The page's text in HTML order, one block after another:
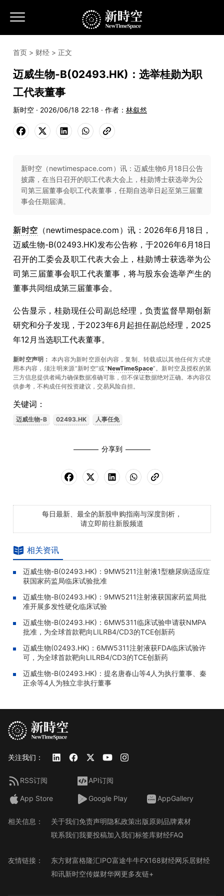
首页 > 财经 > 正文
迈威生物-B(02493.HK)：选举桂勋为职
工代表董事
新时空 · 2026/06/18 22:18 · 作者： 林叙然
新时空（newtimespace.com）讯：迈威生物6月18日公告
披露，在当日召开的职工代表大会上，桂勋博士获选举为公
司第三届董事会职工代表董事，任期自选举日起至第三届董
事会任期届满。
新时空 （newtimespace.com）讯：2026年6月18日，
迈威生物-B(02493.HK)发布公告称，于2026年6月18日
召开的工委会及职工代表大会上，桂勋博士获选举为公
司第三届董事会职工代表董事，将与股东会选举产生的
董事共同组成第三届董事会。
公告显示，桂勋现任公司副总经理，负责监督早期创新
研究和分子发现，于2023年6月起担任副总经理，2025
年12月当选职工代表董事。
新时空声明： 本内容为新时空原创内容，复制、转载或以其他任何方式使
用本内容，须注明来源“新时空”或“NewTimeSpace”。新时空及授权的第
三方信息提供者竭力确保数据准确可靠，但不保证数据绝对正确。本內容仅
供参考，不构成任何投资建议，交易风险自担。
关键词：
迈威生物-B 02493.HK 人事任免
分享到
每日最新、最全的新股申购指南与深度剖析，
请立即前往新股频道
相关资讯
迈威生物-B(02493.HK)：9MW5211注射液1型糖尿病适应症
获国家药监局临床试验批准
迈威生物-B(02493.HK)：9MW5211注射液获国家药监局批
准开展多发性硬化临床试验
迈威生物-B(02493.HK)：6MW5311临床试验申请获NMPA
批准，为全球首款靶向LILRB4/CD3的TCE创新药
迈威生物(02493.HK)：6MW5311注射液获FDA临床试验许
可，为全球首款靶向LILRB4/CD3的TCE创新药
迈威生物-B(02493.HK)：提名唐春山等4人为执行董事、秦
正余等4人为独立非执行董事
关注我们：
RSS订阅 API订阅
App Store Google Play AppGallery
相关信息： 关于我们免责声明隐私政策出版原则品牌素材
联系我们我要投稿加入我们标签库财经FAQ
友情链接： 东方财富格隆汇IPO富途牛牛FX168财经网乐居财经
和讯新时空传媒财华网更多友链+